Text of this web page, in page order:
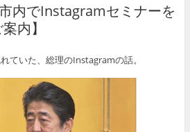
内でInstagramセミナーを
内】
ていた、総理のInstagramの話。